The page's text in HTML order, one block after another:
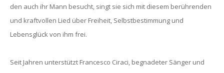
den auch ihr Mann besucht, singt sie sich mit diesem berührenden
und kraftvollen Lied über Freiheit, Selbstbestimmung und
Lebensglück von ihm frei.
Seit Jahren unterstützt Francesco Ciraci, begnadeter Sänger und